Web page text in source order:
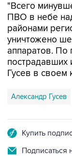
"Всего
ПВО в небе
районами
уничтожено
аппаратов.
пострадавших
Гусев в своем
Александр Гусев
Купить
Подписаться